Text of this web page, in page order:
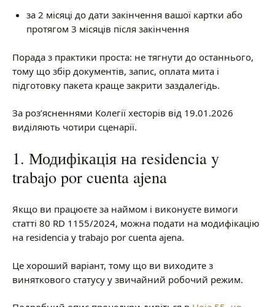
за 2 місяці до дати закінчення вашої картки або
протягом 3 місяців після закінчення
Порада з практики проста: не тягнути до останнього,
тому що збір документів, запис, оплата мита і
підготовку пакета краще закрити заздалегідь.
За роз’ясненнями Колегії хесторів від 19.01.2026
виділяють чотири сценарії.
1. Модифікація на residencia y
trabajo por cuenta ajena
Якщо ви працюєте за наймом і виконуєте вимоги
статті 80 RD 1155/2024, можна подати на модифікацію
на residencia y trabajo por cuenta ajena.
Це хороший варіант, тому що ви виходите з
виняткового статусу у звичайний робочий режим.